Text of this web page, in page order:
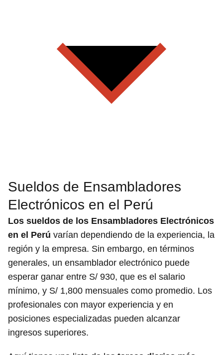
Sueldos de Ensambladores
Electrónicos en el Perú
Los sueldos de los Ensambladores Electrónicos
en el Perú varían dependiendo de la experiencia, la
región y la empresa. Sin embargo, en términos
generales, un ensamblador electrónico puede
esperar ganar entre S/ 930, que es el salario
mínimo, y S/ 1,800 mensuales como promedio. Los
profesionales con mayor experiencia y en
posiciones especializadas pueden alcanzar
ingresos superiores.